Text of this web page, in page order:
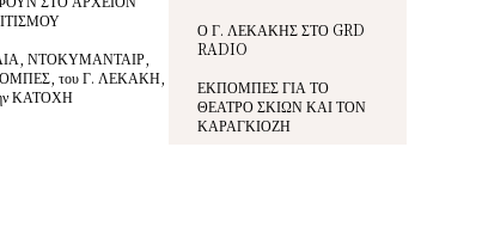
ΝΤΟΚΥΜΑΝΤΑΙΡ,
του Γ. ΛΕΚΑΚΗ,
ΚΑΤΟΧΗ
Ο Γ. ΛΕΚΑΚΗΣ ΣΤΟ GRD
RADIO
ΕΚΠΟΜΠΕΣ ΓΙΑ ΤΟ
ΘΕΑΤΡΟ ΣΚΙΩΝ ΚΑΙ ΤΟΝ
ΚΑΡΑΓΚΙΟΖΗ